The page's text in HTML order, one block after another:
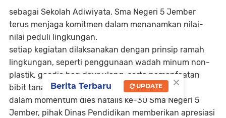
sebagai Sekolah Adiwiyata, Sma Negeri 5 Jember
terus menjaga komitmen dalam menanamkan nilai-
nilai peduli lingkungan.
setiap kegiatan dilaksanakan dengan prinsip ramah
lingkungan, seperti penggunaan wadah minum non-
plastik, goodie bag daur ulang, serta pemanfaatan
bibit tanaman sebagai sovenir.
dalam momentum dies natalis ke-30 Sma Negeri 5
Jember, pihak Dinas Pendidikan memberikan apresiasi
×
Berita Terbaru UPDATE